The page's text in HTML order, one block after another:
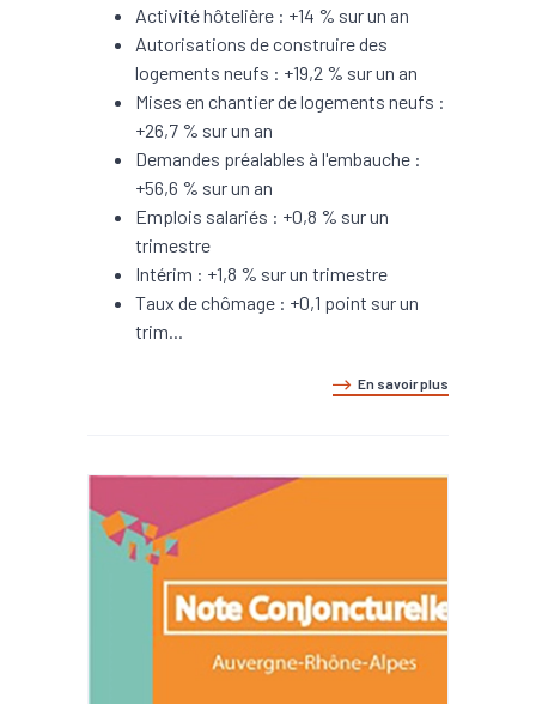
Activité hôtelière : +14 % sur un an
Autorisations de construire des
logements neufs : +19,2 % sur un an
Mises en chantier de logements neufs :
+26,7 % sur un an
Demandes préalables à l'embauche :
+56,6 % sur un an
Emplois salariés : +0,8 % sur un
trimestre
Intérim : +1,8 % sur un trimestre
Taux de chômage : +0,1 point sur un
trim...
En savoir plus